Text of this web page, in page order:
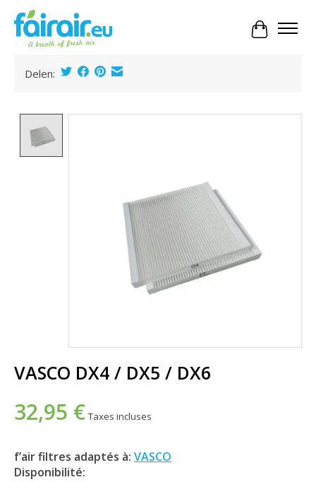
Panier
Delen:
VASCO DX4 / DX5 / DX6
32,95 € Taxes incluses
f’air filtres adaptés à: VASCO
Disponibilité: